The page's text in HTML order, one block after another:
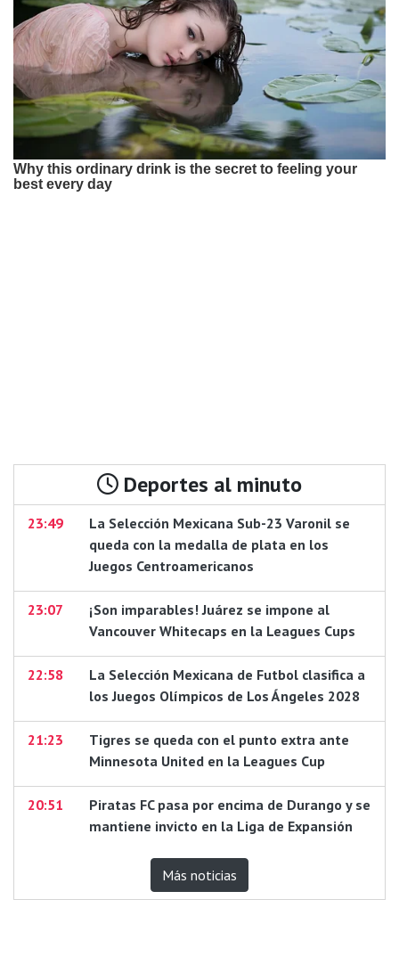
Deportes al minuto
23:49
La Selección Mexicana Sub-23 Varonil se
queda con la medalla de plata en los
Juegos Centroamericanos
23:07
¡Son imparables! Juárez se impone al
Vancouver Whitecaps en la Leagues Cups
22:58
La Selección Mexicana de Futbol clasifica a
los Juegos Olímpicos de Los Ángeles 2028
21:23
Tigres se queda con el punto extra ante
Minnesota United en la Leagues Cup
20:51
Piratas FC pasa por encima de Durango y se
mantiene invicto en la Liga de Expansión
Más noticias